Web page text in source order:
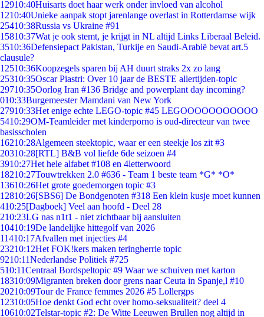
12910:40Huisarts doet haar werk onder invloed van alcohol
1210:40Unieke aanpak stopt jarenlange overlast in Rotterdamse wijk
25410:38Russia vs Ukraine #91
15810:37Wat je ook stemt, je krijgt in NL altijd Links Liberaal Beleid.
3510:36Defensiepact Pakistan, Turkije en Saudi-Arabië bevat art.5
clausule?
12510:36Koopzegels sparen bij AH duurt straks 2x zo lang
25310:35Oscar Piastri: Over 10 jaar de BESTE allertijden-topic
29710:35Oorlog Iran #136 Bridge and powerplant day incoming?
010:33Burgemeester Mamdani van New York
27910:33Het enige echte LEGO-topic #45 LEGOOOOOOOOOOO
5410:29OM-Teamleider met kinderporno is oud-directeur van twee
basisscholen
16210:28Algemeen steektopic, waar er een steekje los zit #3
20310:28[RTL] B&B vol liefde 6de seizoen #4
3910:27Het hele alfabet #108 en 4letterwoord
18210:27Touwtrekken 2.0 #636 - Team 1 beste team *G* *O*
13610:26Het grote goedemorgen topic #3
12810:26[SBS6] De Bondgenoten #318 Een klein kusje moet kunnen
410:25[Dagboek] Veel aan hoofd - Deel 28
210:23LG nas n1t1 - niet zichtbaar bij aansluiten
10410:19De landelijke hittegolf van 2026
11410:17Afvallen met injecties #4
23210:12Het FOK!kers maken teringherrie topic
9210:11Nederlandse Politiek #725
510:11Centraal Bordspeltopic #9 Waar we schuiven met karton
18310:09Migranten breken door grens naar Ceuta in Spanje,l #10
20210:09Tour de France femmes 2026 #5 Lollergps
12310:05Hoe denkt God echt over homo-seksualiteit? deel 4
10610:02Telstar-topic #2: De Witte Leeuwen Brullen nog altijd in